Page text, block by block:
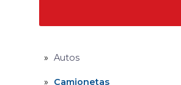
Autos
Camionetas